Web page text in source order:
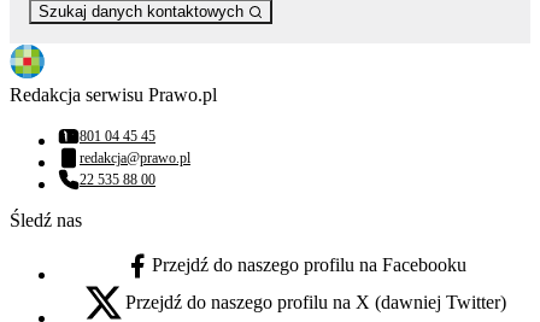
Szukaj danych kontaktowych
Redakcja serwisu Prawo.pl
Numer telefonu:
801 04 45 45
Adres email:
redakcja@prawo.pl
Numer telefonu:
22 535 88 00
Śledź nas
facebook - otwiera się w nowej karcie
Przejdź do naszego profilu na Facebooku
x - otwiera się w nowej karcie
Przejdź do naszego profilu na X (dawniej Twitter)